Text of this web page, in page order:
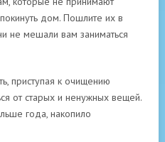
дом. Пошлите их в
не мешали вам заниматься
приступая к очищению
от старых и ненужных вещей.
года, накопило